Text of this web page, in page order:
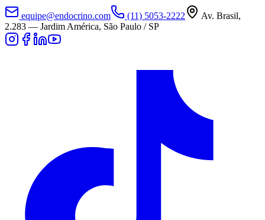
equipe@endocrino.com (11) 5053-2222
Av. Brasil,
2.283 — Jardim América, São Paulo / SP